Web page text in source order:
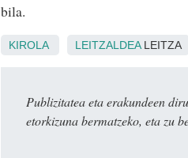
bila.
KIROLA LEITZALDEALEITZA
Publizitatea eta erakundeen
etorkizuna bermatzeko, eta zu